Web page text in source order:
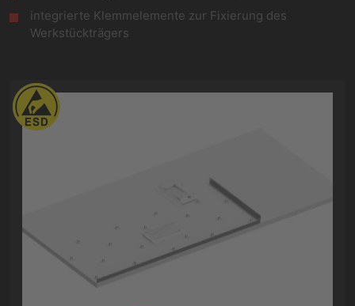
integrierte Klemmelemente zur Fixierung des
Werkstückträgers